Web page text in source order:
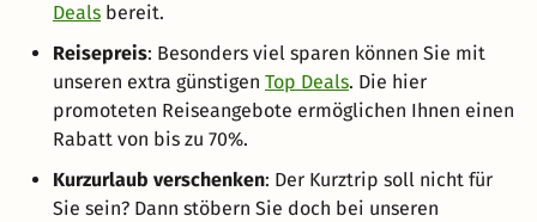
Deals bereit.
Reisepreis: Besonders viel sparen können Sie mit
unseren extra günstigen Top Deals. Die hier
promoteten Reiseangebote ermöglichen Ihnen einen
Rabatt von bis zu 70%.
Kurzurlaub verschenken: Der Kurztrip soll nicht für
Sie sein? Dann stöbern Sie doch bei unseren